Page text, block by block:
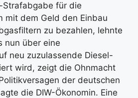
für die
mit dem Geld den Einbau
zu bezahlen, lehnte
nun über eine
neu zuzulassende Diesel-
wird, zeigt die Ohnmacht
der deutschen
die DIW-Ökonomin. Eine